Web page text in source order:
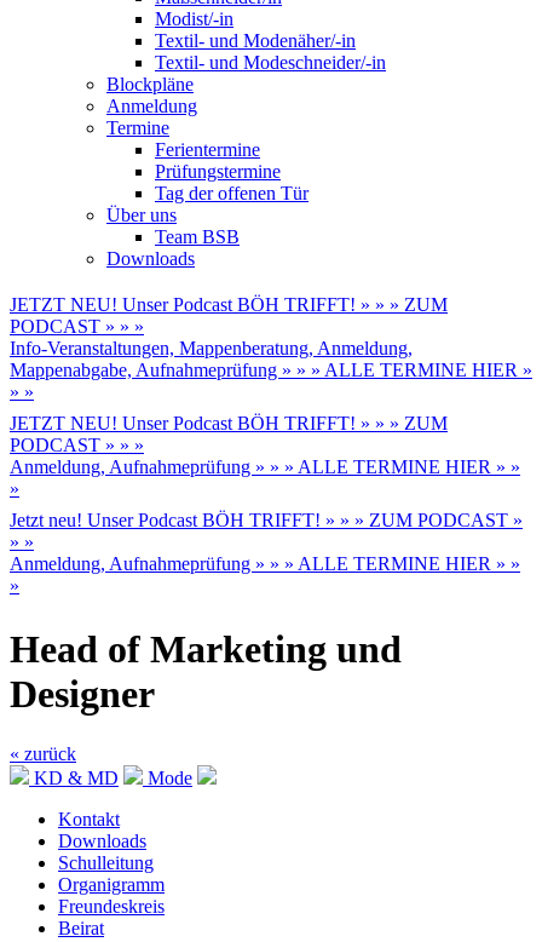
Modist/-in
Textil- und Modenäher/-in
Textil- und Modeschneider/-in
Blockpläne
Anmeldung
Termine
Ferientermine
Prüfungstermine
Tag der offenen Tür
Über uns
Team BSB
Downloads
JETZT NEU! Unser Podcast BÖH TRIFFT! » » » ZUM
PODCAST » » »
Info-Veranstaltungen, Mappenberatung, Anmeldung,
Mappenabgabe, Aufnahmeprüfung » » » ALLE TERMINE HIER »
» »
JETZT NEU! Unser Podcast BÖH TRIFFT! » » » ZUM
PODCAST » » »
Anmeldung, Aufnahmeprüfung » » » ALLE TERMINE HIER » »
»
Jetzt neu! Unser Podcast BÖH TRIFFT! » » » ZUM PODCAST »
» »
Anmeldung, Aufnahmeprüfung » » » ALLE TERMINE HIER » »
»
Head of Marketing und
Designer
« zurück
KD & MD
Mode
Kontakt
Downloads
Schulleitung
Organigramm
Freundeskreis
Beirat